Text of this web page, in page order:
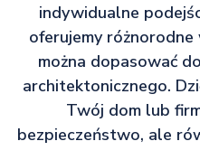
indywidualne
oferujemy
można dopasować
architektonicznego.
Twój dom lub
bezpieczeństwo, ale